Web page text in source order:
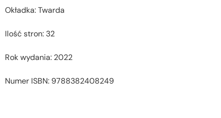
Okładka: Twarda
Ilość stron: 32
Rok wydania: 2022
Numer ISBN: 9788382408249